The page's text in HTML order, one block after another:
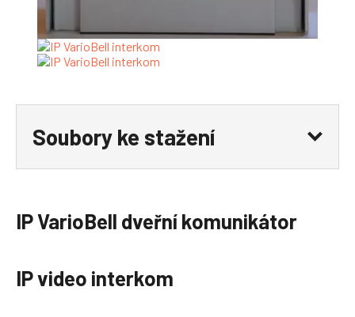
Soubory ke stažení
ip-variobell-intercom-with-hikvision-ds-kh6320-wte1-
external-code-1.mp4
IP VarioBell dveřní komunikátor
IP video interkom